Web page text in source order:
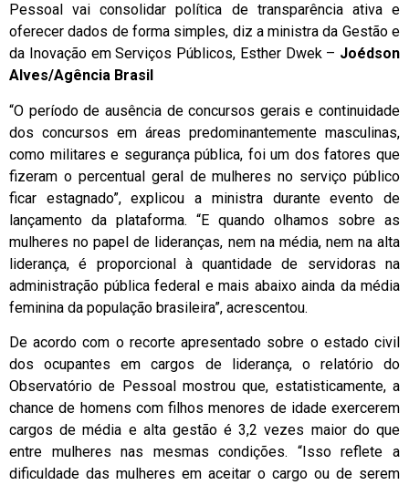
Pessoal vai consolidar política de transparência ativa e
oferecer dados de forma simples, diz a ministra da Gestão e
da Inovação em Serviços Públicos, Esther Dwek – Joédson
Alves/Agência Brasil
“O período de ausência de concursos gerais e continuidade
dos concursos em áreas predominantemente masculinas,
como militares e segurança pública, foi um dos fatores que
fizeram o percentual geral de mulheres no serviço público
ficar estagnado”, explicou a ministra durante evento de
lançamento da plataforma. “E quando olhamos sobre as
mulheres no papel de lideranças, nem na média, nem na alta
liderança, é proporcional à quantidade de servidoras na
administração pública federal e mais abaixo ainda da média
feminina da população brasileira”, acrescentou.
De acordo com o recorte apresentado sobre o estado civil
dos ocupantes em cargos de liderança, o relatório do
Observatório de Pessoal mostrou que, estatisticamente, a
chance de homens com filhos menores de idade exercerem
cargos de média e alta gestão é 3,2 vezes maior do que
entre mulheres nas mesmas condições. “Isso reflete a
dificuldade das mulheres em aceitar o cargo ou de serem